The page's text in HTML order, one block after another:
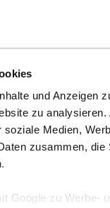
und Anzeigen
zu
Medien,
zusammen,
Google zu Werbe-